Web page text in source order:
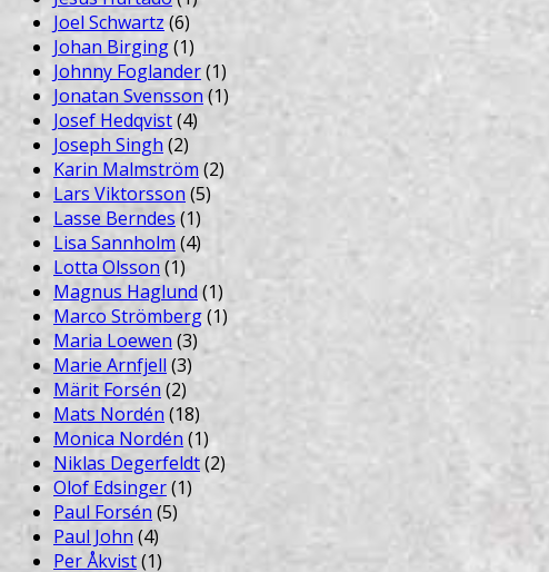
Joel Schwartz (6)
Johan Birging(1)
Johnny Foglander(1)
Jonatan Svensson(1)
Josef Hedqvist(4)
Joseph Singh(2)
Karin Malmström (2)
Lars Viktorsson (5)
Lasse Berndes (1)
Lisa Sannholm(4)
Lotta Olsson (1)
Magnus Haglund(1)
Marco Strömberg(1)
Maria Loewen(3)
Marie Arnfjell (3)
Märit Forsén(2)
Mats Nordén (18)
Monica Nordén(1)
Niklas Degerfeldt(2)
Olof Edsinger(1)
Paul Forsén(5)
Paul John (4)
Per Åkvist(1)